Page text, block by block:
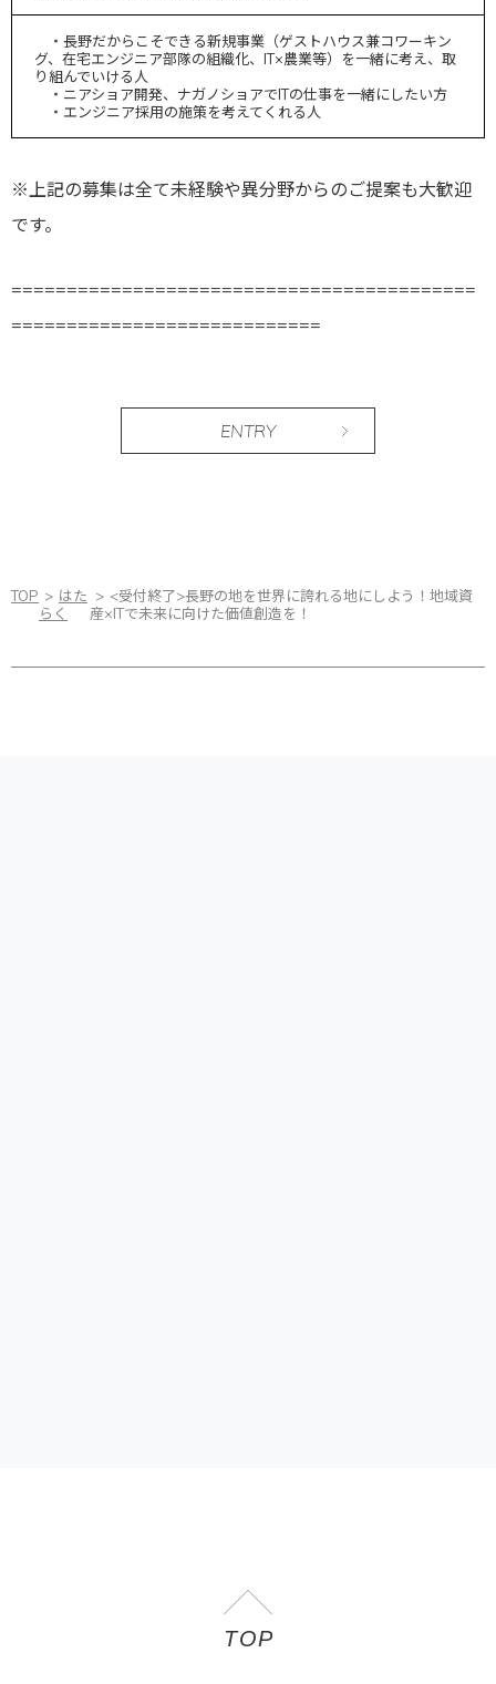
・長野だからこそできる新規事業（ゲストハウス兼コワーキン
グ、在宅エンジニア部隊の組織化、IT×農業等）を一緒に考え、取
り組んでいける人
・ニアショア開発、ナガノショアでITの仕事を一緒にしたい方
・エンジニア採用の施策を考えてくれる人
※上記の募集は全て未経験や異分野からのご提案も大歓迎
です。
==========================================
============================
ENTRY
TOP
はた
らく
<受付終了>長野の地を世界に誇れる地にしよう！地域資
産×ITで未来に向けた価値創造を！